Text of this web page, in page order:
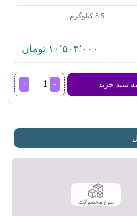
8.5 کیلوگرم
۱۰٬۵۰۴٬۰۰۰ تومان
سبد خرید
پنکه
پارس
عدد
تنوع محصولات